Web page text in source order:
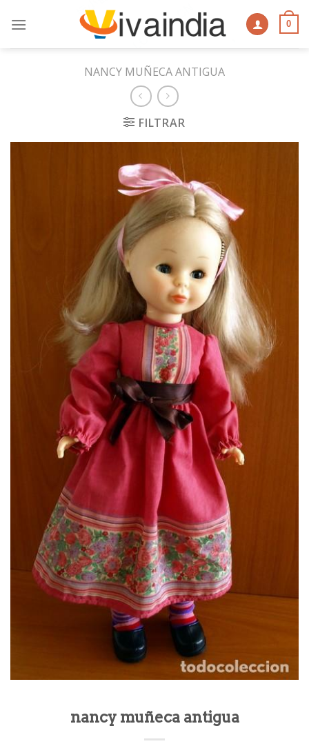
0
NANCY MUÑECA ANTIGUA
FILTRAR
nancy muñeca antigua